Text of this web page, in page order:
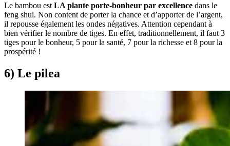
Le bambou est LA plante porte-bonheur par excellence dans le
feng shui. Non content de porter la chance et d’apporter de l’argent,
il repousse également les ondes négatives. Attention cependant à
bien vérifier le nombre de tiges. En effet, traditionnellement, il faut 3
tiges pour le bonheur, 5 pour la santé, 7 pour la richesse et 8 pour la
prospérité !
6) Le pilea